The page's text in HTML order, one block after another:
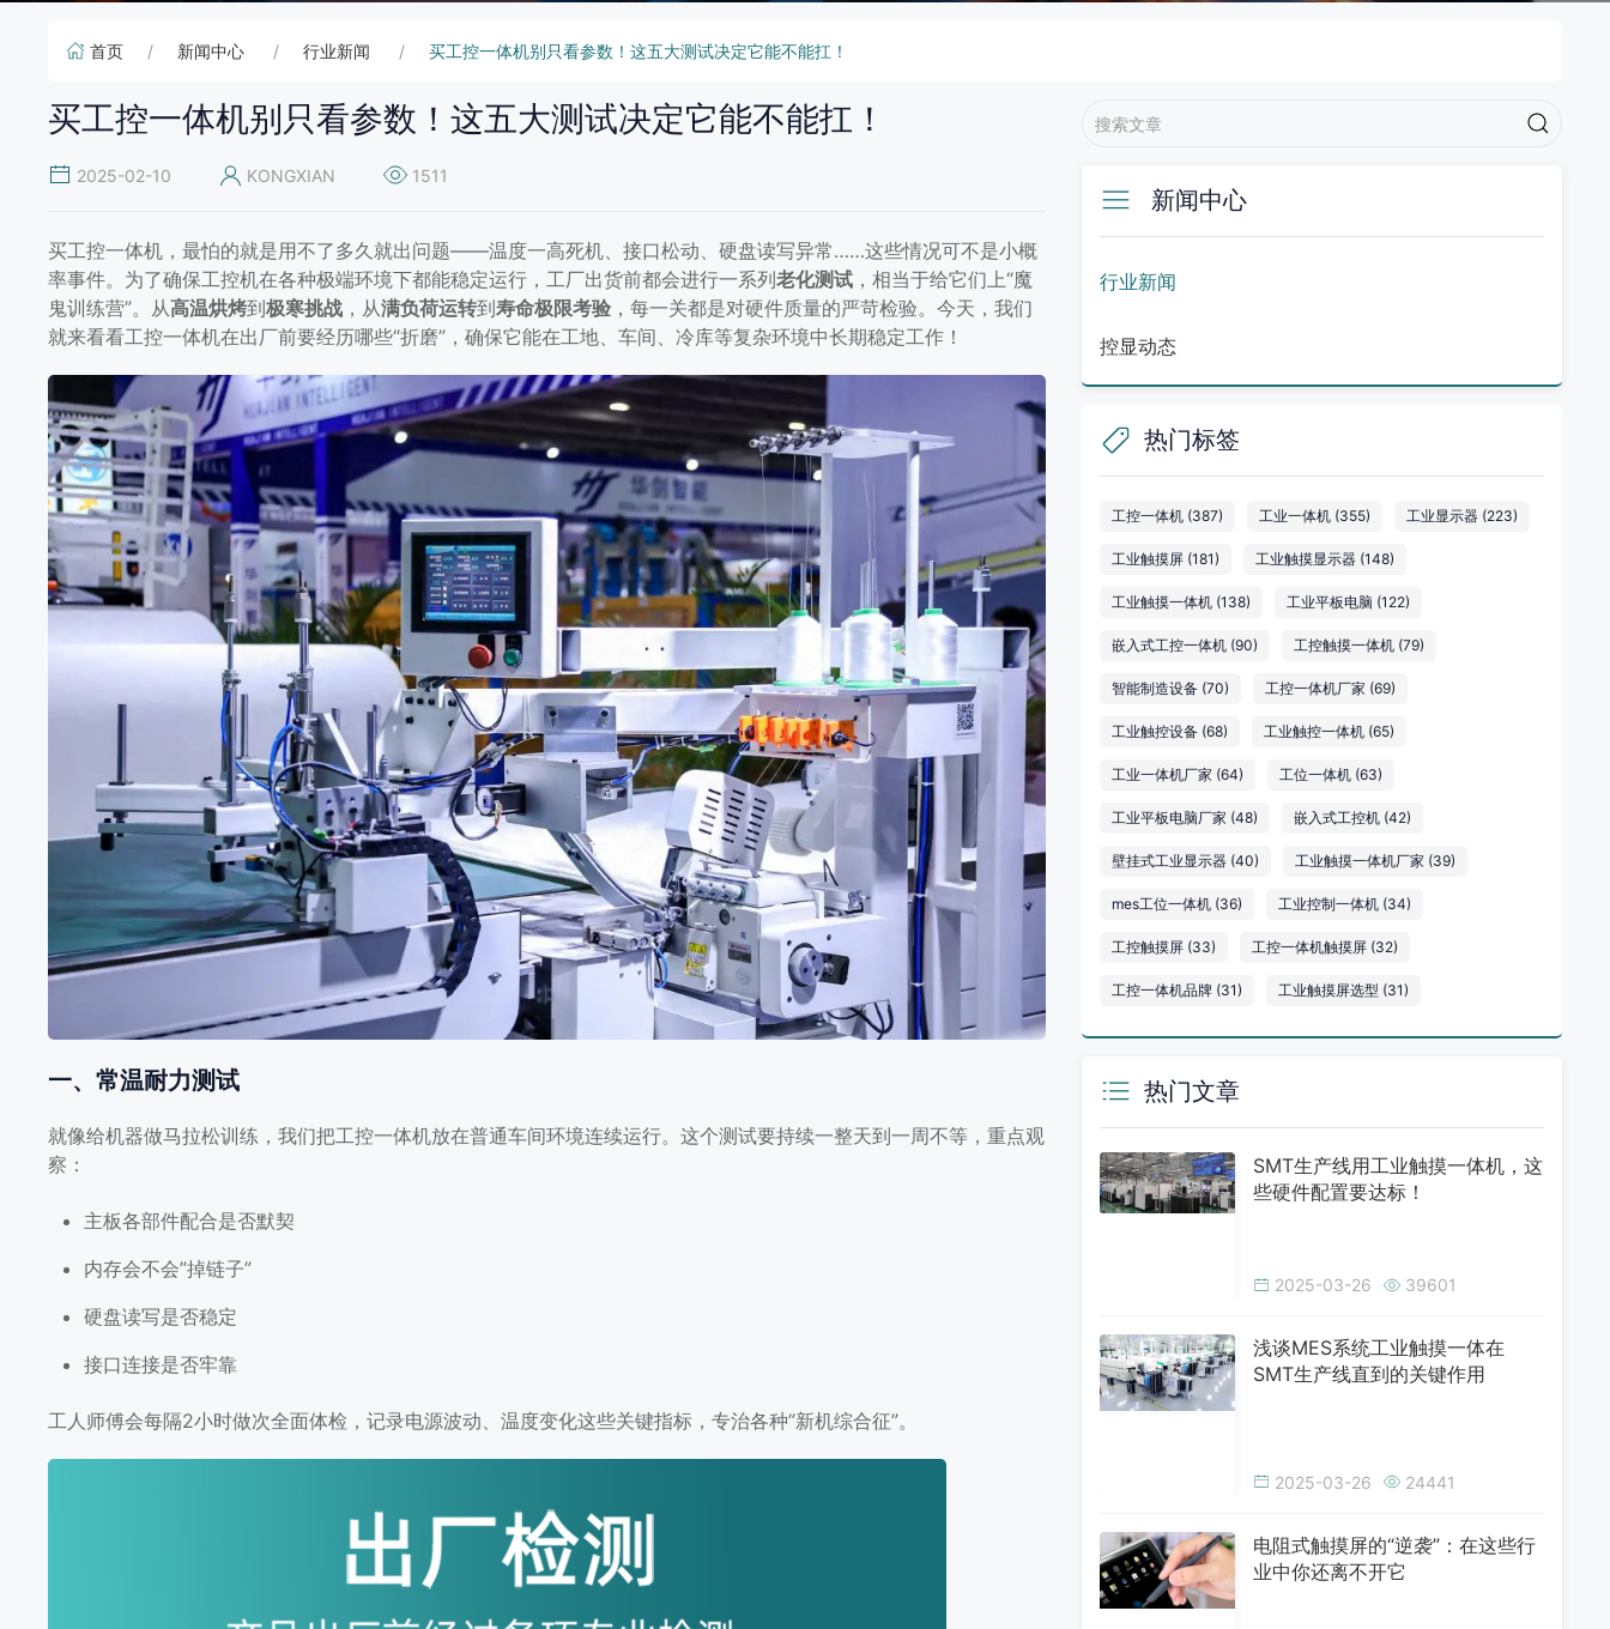
买工控一体机别只看参数！这五大测试决定
它能不能扛！
买工控一体机，最怕的就是用不了多久就出问题——温度一高死机、接口松动、硬盘读写
异常……这些情况可不是小概率事件。为了确保工控机在各种极端环境下都能稳定运行，
首页 新闻中心 行业新闻 买工控一体机别只看参数！这五大测试决定它能不能扛！
买工控一体机别只看参数！这五大测试决定它能不能扛！
2025-02-10 KONGXIAN 1511
买工控一体机，最怕的就是用不了多久就出问题——温度一高死机、接口松动、硬盘读写异常……这些情况可不是小概
率事件。为了确保工控机在各种极端环境下都能稳定运行，工厂出货前都会进行一系列老化测试 ，相当于给它们上“魔
鬼训练营”。从高温烘烤到极寒挑战 ，从满负荷运转到寿命极限考验 ，每一关都是对硬件质量的严苛检验。今天，我们
就来看看工控一体机在出厂前要经历哪些“折磨”，确保它能在工地、车间、冷库等复杂环境中长期稳定工作！
一、常温耐力测试
就像给机器做马拉松训练，我们把工控一体机放在普通车间环境连续运行。这个测试要持续一整天到一周不等，重点观
察：
主板各部件配合是否默契
内存会不会”掉链子”
硬盘读写是否稳定
接口连接是否牢靠
工人师傅会每隔2小时做次全面体检，记录电源波动、温度变化这些关键指标，专治各种”新机综合征”。
新闻中心
行业新闻
控显动态
热门标签
工控一体机(387) 工业一体机(355) 工业显示器(223)
工业触摸屏(181) 工业触摸显示器(148)
工业触摸一体机(138) 工业平板电脑 (122)
嵌入式工控一体机(90) 工控触摸一体机(79)
智能制造设备(70) 工控一体机厂家 (69)
工业触控设备(68) 工业触控一体机(65)
工业一体机厂家 (64) 工位一体机(63)
工业平板电脑厂家 (48) 嵌入式工控机(42)
壁挂式工业显示器(40) 工业触摸一体机厂家 (39)
mes工位一体机(36) 工业控制一体机(34)
工控触摸屏(33) 工控一体机触摸屏(32)
工控一体机品牌(31) 工业触摸屏选型 (31)
热门文章
SMT生产线用工业触摸一体机，这
些硬件配置要达标！
2025-03-26 39601
浅谈MES系统工业触摸一体在
SMT生产线直到的关键作用
2025-03-26 24441
电阻式触摸屏的“逆袭”：在这些行
业中你还离不开它